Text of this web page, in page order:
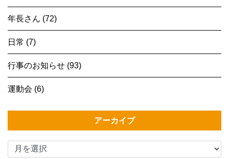
年長さん (72)
日常 (7)
行事のお知らせ (93)
運動会 (6)
アーカイブ